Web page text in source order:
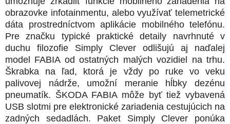
obrazovke infotainmentu, alebo využívať telemetrické
dáta prostredníctvom aplikácie mobilného telefónu.
Pre značku typické praktické detaily navrhnuté v
duchu filozofie Simply Clever odlišujú aj naďalej
model FABIA od ostatných malých vozidiel na trhu.
Škrabka na ľad, ktorá je vždy po ruke vo veku
palivovej nádrže, umožní meranie hĺbky dezénu
pneumatík. ŠKODA FABIA môže byť tiež vybavená
USB slotmi pre elektronické zariadenia cestujúcich na
zadných sedadlách. Paket Simply Clever ponúka